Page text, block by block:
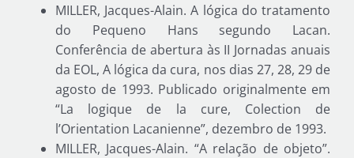
MILLER, Jacques-Alain. A lógica do tratamento
do Pequeno Hans segundo Lacan.
Conferência de abertura às II Jornadas anuais
da EOL, A lógica da cura, nos dias 27, 28, 29 de
agosto de 1993. Publicado originalmente em
“La logique de la cure, Colection de
l’Orientation Lacanienne”, dezembro de 1993.
MILLER, Jacques-Alain. “A relação de objeto”.